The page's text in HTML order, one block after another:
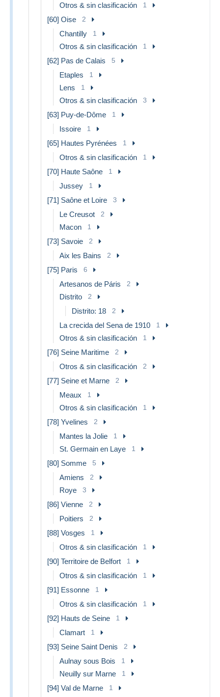
Otros & sin clasificación 1
[60] Oise 2
Chantilly 1
Otros & sin clasificación 1
[62] Pas de Calais 5
Etaples 1
Lens 1
Otros & sin clasificación 3
[63] Puy-de-Dôme 1
Issoire 1
[65] Hautes Pyrénées 1
Otros & sin clasificación 1
[70] Haute Saône 1
Jussey 1
[71] Saône et Loire 3
Le Creusot 2
Macon 1
[73] Savoie 2
Aix les Bains 2
[75] Paris 6
Artesanos de Páris 2
Distrito 2
Distrito: 18 2
La crecida del Sena de 1910 1
Otros & sin clasificación 1
[76] Seine Maritime 2
Otros & sin clasificación 2
[77] Seine et Marne 2
Meaux 1
Otros & sin clasificación 1
[78] Yvelines 2
Mantes la Jolie 1
St. Germain en Laye 1
[80] Somme 5
Amiens 2
Roye 3
[86] Vienne 2
Poitiers 2
[88] Vosges 1
Otros & sin clasificación 1
[90] Territoire de Belfort 1
Otros & sin clasificación 1
[91] Essonne 1
Otros & sin clasificación 1
[92] Hauts de Seine 1
Clamart 1
[93] Seine Saint Denis 2
Aulnay sous Bois 1
Neuilly sur Marne 1
[94] Val de Marne 1